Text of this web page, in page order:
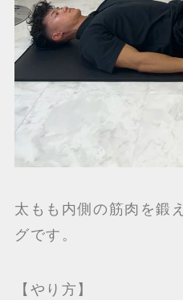
太もも内側の筋肉を鍛
グです。
【やり方】